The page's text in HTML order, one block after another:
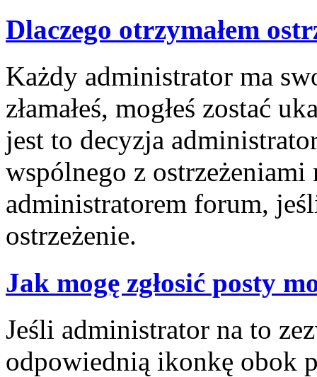
Dlaczego otrzymałem
Każdy administrator ma
złamałeś, mogłeś zostać
jest to decyzja
wspólnego z
administratorem forum,
ostrzeżenie.
Jak mogę zgłosić posty
Jeśli administrator na to
odpowiednią ikonkę obok